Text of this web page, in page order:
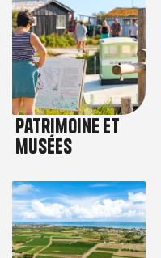
Patrimoine et
musées
Image